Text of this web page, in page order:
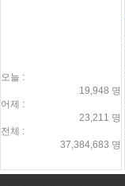
오늘 :
19,948 명
어제 :
23,211 명
전체 :
37,384,683 명